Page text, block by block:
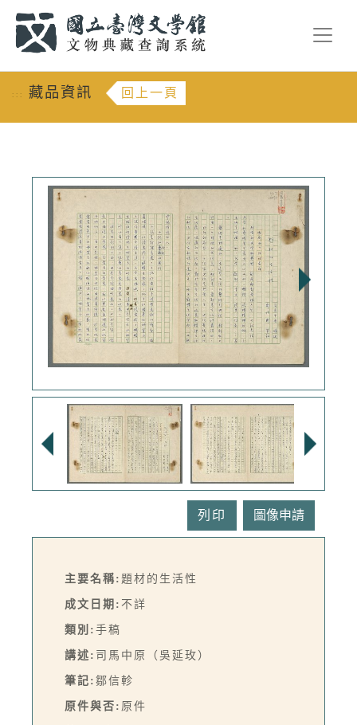
::: 藏品資訊 回上一頁
列印
主要名稱: 題材的生活性
成文日期: 不詳
類別: 手稿
講述: 司馬中原（吳延玫）
筆記: 鄒信軫
原件與否: 原件